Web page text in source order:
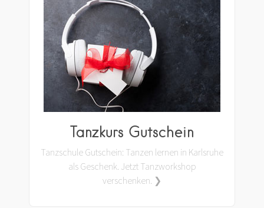
Tanzkurs Gutschein
Tanzschule Gutschein: Tanzen lernen in Karlsruhe
als Geschenk. Jetzt Tanzworkshop
verschenken. ❯